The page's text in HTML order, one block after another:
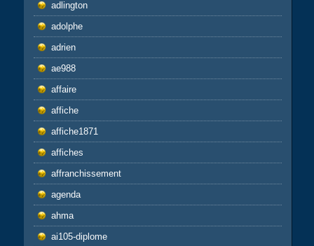
adlington
adolphe
adrien
ae988
affaire
affiche
affiche1871
affiches
affranchissement
agenda
ahma
ai105-diplome